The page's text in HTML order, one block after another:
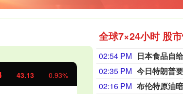
11.37 1.01% 创业板指
全球7×24小时 股
02:54 PM 日本食品自
02:35 PM 今日特朗普
02:16 PM 布伦特原油